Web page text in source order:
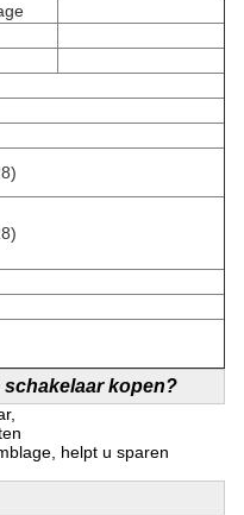
schakelaar kopen?
helpt u sparen